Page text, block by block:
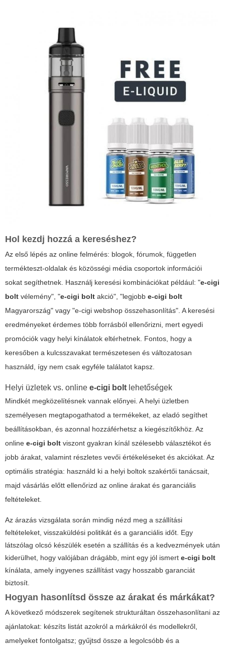
Hol kezdj hozzá a kereséshez?
Az első lépés az online felmérés: blogok, fórumok, független
termékteszt-oldalak és közösségi média csoportok információi
sokat segíthetnek. Használj keresési kombinációkat például: "e-cigi
bolt vélemény", "e-cigi bolt akció", "legjobb e-cigi bolt
Magyarország" vagy "e-cigi webshop összehasonlítás". A keresési
eredményeket érdemes több forrásból ellenőrizni, mert egyedi
promóciók vagy helyi kínálatok eltérhetnek. Fontos, hogy a
keresőben a kulcsszavakat természetesen és változatosan
használd, így nem csak egyféle találatot kapsz.
Helyi üzletek vs. online e-cigi bolt lehetőségek
Mindkét megközelítésnek vannak előnyei. A helyi üzletben
személyesen megtapogathatod a termékeket, az eladó segíthet
beállításokban, és azonnal hozzáférhetsz a kiegészítőkhöz. Az
online e-cigi bolt viszont gyakran kínál szélesebb választékot és
jobb árakat, valamint részletes vevői értékeléseket és akciókat. Az
optimális stratégia: használd ki a helyi boltok szakértői tanácsait,
majd vásárlás előtt ellenőrizd az online árakat és garanciális
feltételeket.
Az árazás vizsgálata során mindig nézd meg a szállítási
feltételeket, visszaküldési politikát és a garanciális időt. Egy
látszólag olcsó készülék esetén a szállítás és a kedvezmények után
kiderülhet, hogy valójában drágább, mint egy jól ismert e-cigi bolt
kínálata, amely ingyenes szállítást vagy hosszabb garanciát
biztosít.
Hogyan hasonlítsd össze az árakat és márkákat?
A következő módszerek segítenek strukturáltan összehasonlítani az
ajánlatokat: készíts listát azokról a márkákról és modellekről,
amelyeket fontolgatsz; gyűjtsd össze a legolcsóbb és a